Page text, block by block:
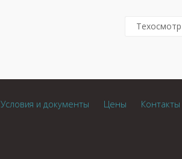
Условия и документы Цены Контакты